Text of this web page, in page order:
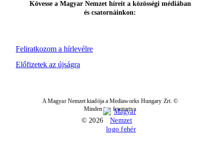
Feliratkozom a hírlevélre
Kövesse a Magyar Nemzet híreit a közösségi médiában
és csatornáinkon:
Előfizetek az újságra
A Magyar Nemzet kiadója a Mediaworks Hungary Zrt. ©
Minden jog fenntartva
© 2026